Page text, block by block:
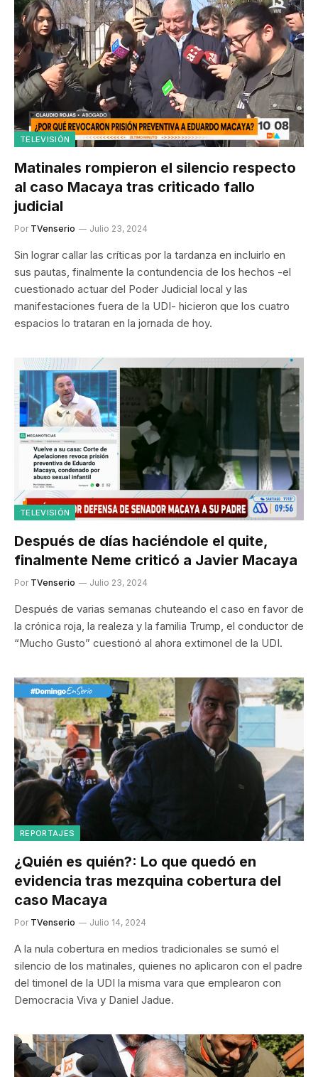
TELEVISIÓN
Matinales rompieron el silencio respecto
al caso Macaya tras criticado fallo
judicial
Por TVenserio Julio 23, 2024
Sin lograr callar las críticas por la tardanza en incluirlo en
sus pautas, finalmente la contundencia de los hechos -el
cuestionado actuar del Poder Judicial local y las
manifestaciones fuera de la UDI- hicieron que los cuatro
espacios lo trataran en la jornada de hoy.
TELEVISIÓN
Después de días haciéndole el quite,
finalmente Neme criticó a Javier Macaya
Por TVenserio Julio 23, 2024
Después de varias semanas chuteando el caso en favor de
la crónica roja, la realeza y la familia Trump, el conductor de
“Mucho Gusto” cuestionó al ahora extimonel de la UDI.
REPORTAJES
¿Quién es quién?: Lo que quedó en
evidencia tras mezquina cobertura del
caso Macaya
Por TVenserio Julio 14, 2024
A la nula cobertura en medios tradicionales se sumó el
silencio de los matinales, quienes no aplicaron con el padre
del timonel de la UDI la misma vara que emplearon con
Democracia Viva y Daniel Jadue.